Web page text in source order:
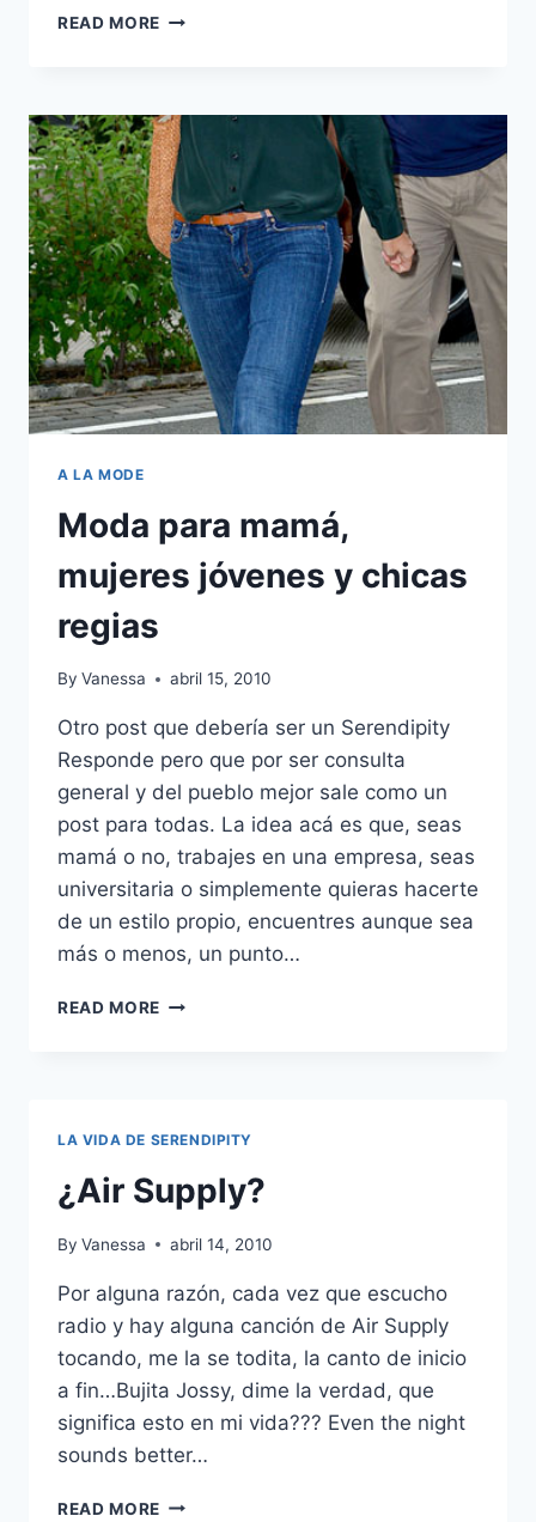
READ MORE KUNA
A LA MODE
Moda para mamá,
mujeres jóvenes y chicas
regias
By Vanessa abril 15, 2010
Otro post que debería ser un Serendipity
Responde pero que por ser consulta
general y del pueblo mejor sale como un
post para todas. La idea acá es que, seas
mamá o no, trabajes en una empresa, seas
universitaria o simplemente quieras hacerte
de un estilo propio, encuentres aunque sea
más o menos, un punto…
READ MORE MODA
REGIAS
LA VIDA DE SERENDIPITY
¿Air Supply?
By Vanessa abril 14, 2010
Por alguna razón, cada vez que escucho
radio y hay alguna canción de Air Supply
tocando, me la se todita, la canto de inicio
a fin…Bujita Jossy, dime la verdad, que
significa esto en mi vida??? Even the night
sounds better…
READ MORE ¿AIR